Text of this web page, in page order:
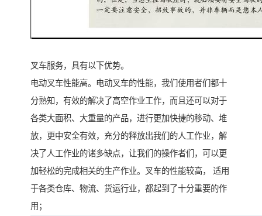
叉车服务，具有以下优势。
电动叉车性能高。电动叉车的性能，我们使用者们都十
分熟知，有效的解决了高空作业工作，而且还可以对于
各类大面积、大重量的产品，进行更加快捷的移动、堆
放，更中安全有效，充分的释放出我们的人工作业，解
决了人工作业的诸多缺点，让我们的操作者们，可以更
加轻松的完成相关的生产作业。叉车的性能较高， 适用
于各类仓库、物流、货运行业，都起到了十分重要的作
用；